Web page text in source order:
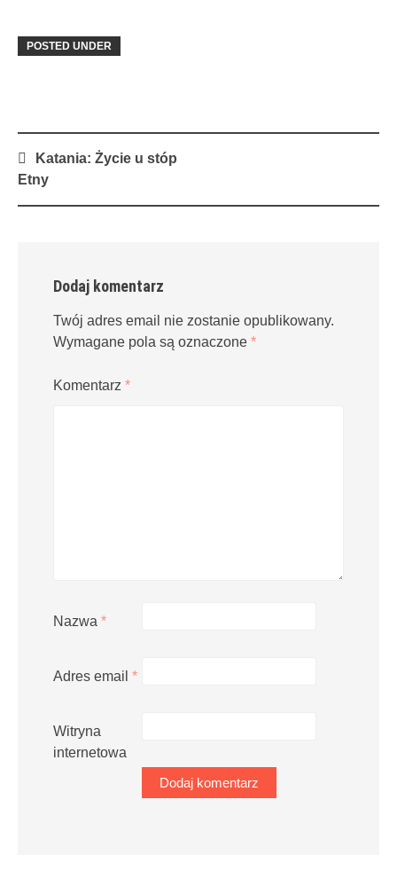
POSTED UNDER
Post
navigation
Katania: Życie u stóp
Etny
Dodaj komentarz
Twój adres email nie zostanie opublikowany.
Wymagane pola są oznaczone *
Komentarz *
Nazwa *
Adres email *
Witryna
internetowa